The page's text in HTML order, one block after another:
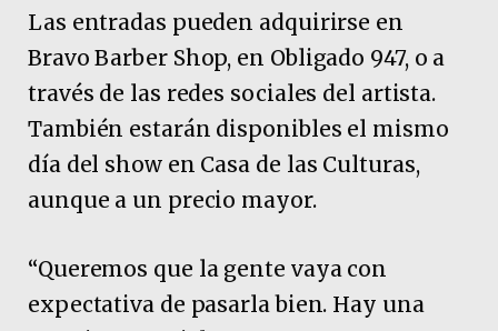
Las entradas pueden adquirirse en
Bravo Barber Shop, en Obligado 947, o a
través de las redes sociales del artista.
También estarán disponibles el mismo
día del show en Casa de las Culturas,
aunque a un precio mayor.
“Queremos que la gente vaya con
expectativa de pasarla bien. Hay una